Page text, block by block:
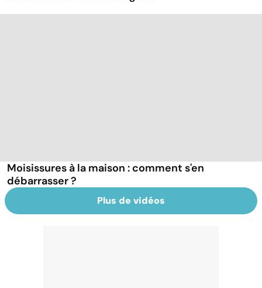
Moisissures à la maison : comment s'en
débarrasser ?
Plus de vidéos